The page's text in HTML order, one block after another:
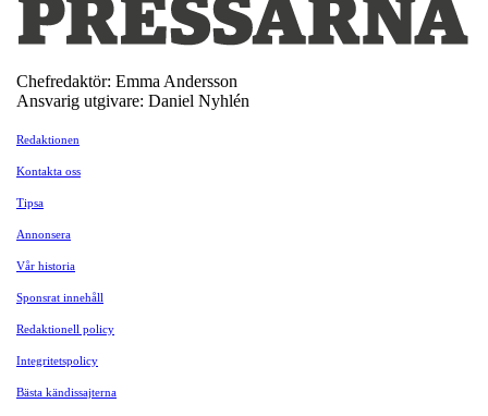
Chefredaktör: Emma Andersson
Ansvarig utgivare: Daniel Nyhlén
Redaktionen
Kontakta oss
Tipsa
Annonsera
Vår historia
Sponsrat innehåll
Redaktionell policy
Integritetspolicy
Bästa kändissajterna